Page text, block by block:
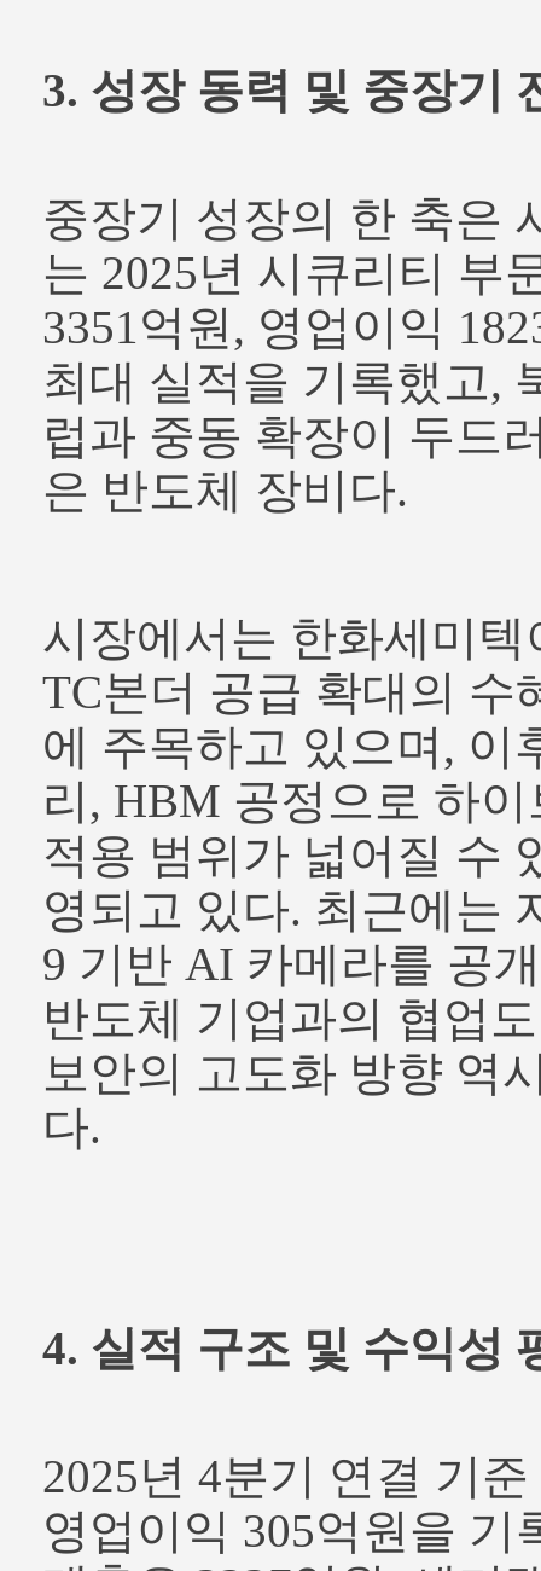
3. 성장 동력 및 중장기
중장기 성장의 한 축은
는 2025년 시큐리티 부
3351억원, 영업이익
최대 실적을 기록했고,
럽과 중동 확장이 두드
은 반도체 장비다.
시장에서는 한화세미
TC본더 공급 확대의 수
에 주목하고 있으며, 이
리, HBM 공정으로 하
적용 범위가 넓어질 수
영되고 있다. 최근에는
9 기반 AI 카메라를 공
반도체 기업과의 협업
보안의 고도화 방향 역
다.
4. 실적 구조 및 수익성
2025년 4분기 연결 기
영업이익 305억원을 기